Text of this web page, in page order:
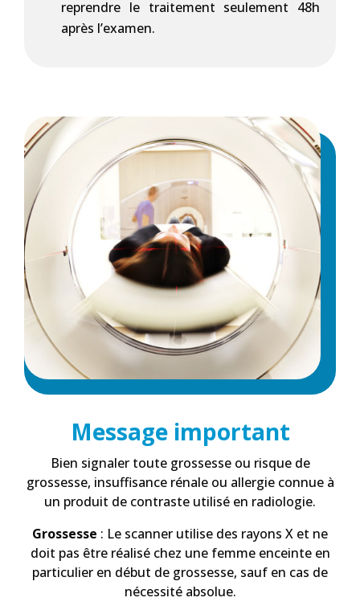
reprendre le traitement seulement 48h
après l’examen.
Message important
Bien signaler toute grossesse ou risque de
grossesse, insuffisance rénale ou allergie connue à
un produit de contraste utilisé en radiologie.
Grossesse : Le scanner utilise des rayons X et ne
doit pas être réalisé chez une femme enceinte en
particulier en début de grossesse, sauf en cas de
nécessité absolue.